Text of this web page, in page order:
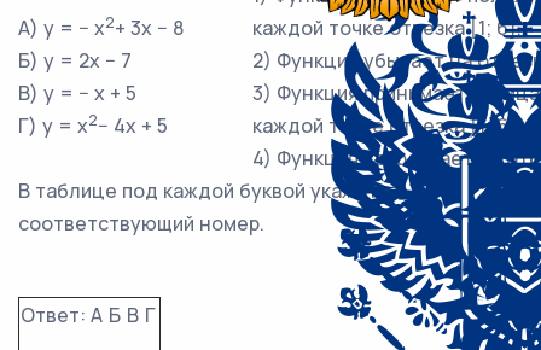
А) y = − x2+ 3x − 8
Б) y = 2x − 7
В) y = − x + 5
Г) y = x2− 4x + 5
каждой точке отрезка [1; 6].
2) Функция убывает на
3) Функция принимает
каждой точке отрезка [1; 6].
4) Функция возрастает на
В таблице под каждой буквой укажите
соответствующий номер.
Ответ: А Б В Г